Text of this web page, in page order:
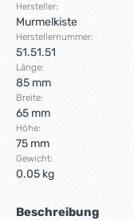
Hersteller:
Murmelkiste
Herstellernummer:
51.51.51
Länge:
85 mm
Breite:
65 mm
Höhe:
75 mm
Gewicht:
0.05 kg
Beschreibung